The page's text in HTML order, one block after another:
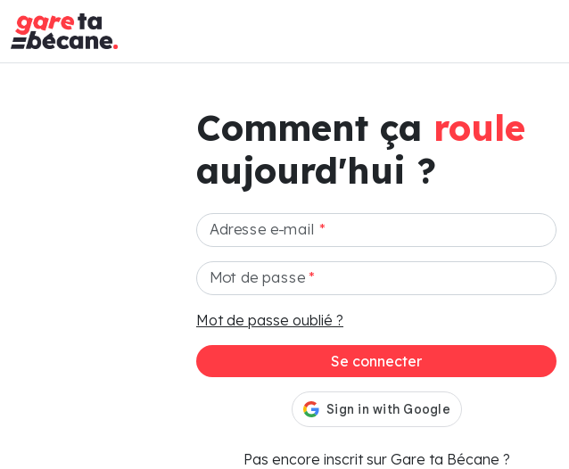
Comment ça roule
aujourd'hui ?
Adresse e-mail *
Mot de passe*
Mot de passe oublié ?
Se connecter
Pas encore inscrit sur Gare ta Bécane ?